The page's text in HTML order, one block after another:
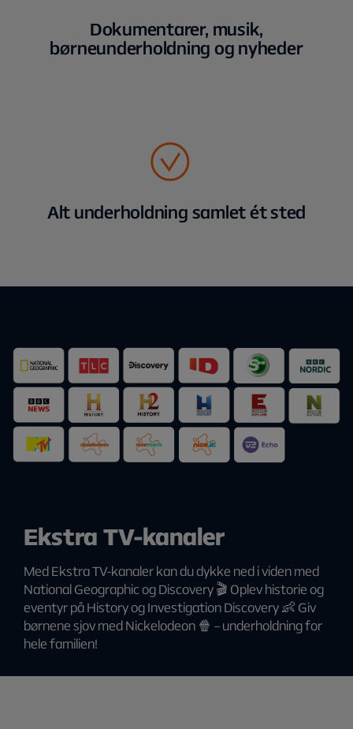
Dokumentarer, musik,
børneunderholdning og nyheder
Alt underholdning samlet ét sted
Ekstra TV-kanaler
Med Ekstra TV-kanaler kan du dykke ned i viden med
National Geographic og Discovery 🎬 Oplev historie og
eventyr på History og Investigation Discovery 👶 Giv
børnene sjov med Nickelodeon 🍿 – underholdning for
hele familien!